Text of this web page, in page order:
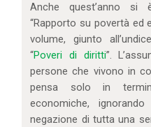
Anche quest’anno si
“Rapporto su povertà ed
volume, giunto
“Poveri di diritti”.
persone che vivono in
pensa solo in
economiche,
negazione di tutta una